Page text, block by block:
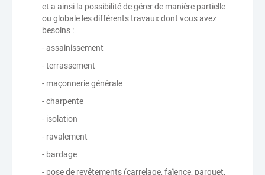
et a ainsi la possibilité de gérer de manière partielle
ou globale les différents travaux dont vous avez
besoins :
- assainissement
- terrassement
- maçonnerie générale
- charpente
- isolation
- ravalement
- bardage
- pose de revêtements (carrelage, faïence, parquet,